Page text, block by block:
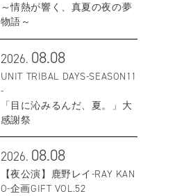
～情熱が響く、真夏の夜の夢
物語～
2026. 08.08
UNIT TRIBAL DAYS-SEASON11
-
「目に沁みるんだ、夏。」大
感謝祭
2026. 08.08
【夜公演】鹿野レイ-RAY KAN
O-企画GIFT VOL.52